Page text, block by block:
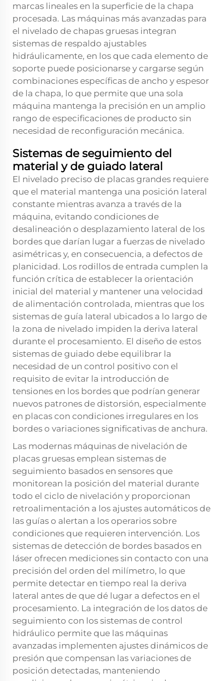
marcas lineales en la superficie de la chapa
procesada. Las máquinas más avanzadas para
el nivelado de chapas gruesas integran
sistemas de respaldo ajustables
hidráulicamente, en los que cada elemento de
soporte puede posicionarse y cargarse según
combinaciones específicas de ancho y espesor
de la chapa, lo que permite que una sola
máquina mantenga la precisión en un amplio
rango de especificaciones de producto sin
necesidad de reconfiguración mecánica.
Sistemas de seguimiento del
material y de guiado lateral
El nivelado preciso de placas grandes requiere
que el material mantenga una posición lateral
constante mientras avanza a través de la
máquina, evitando condiciones de
desalineación o desplazamiento lateral de los
bordes que darían lugar a fuerzas de nivelado
asimétricas y, en consecuencia, a defectos de
planicidad. Los rodillos de entrada cumplen la
función crítica de establecer la orientación
inicial del material y mantener una velocidad
de alimentación controlada, mientras que los
sistemas de guía lateral ubicados a lo largo de
la zona de nivelado impiden la deriva lateral
durante el procesamiento. El diseño de estos
sistemas de guiado debe equilibrar la
necesidad de un control positivo con el
requisito de evitar la introducción de
tensiones en los bordes que podrían generar
nuevos patrones de distorsión, especialmente
en placas con condiciones irregulares en los
bordes o variaciones significativas de anchura.
Las modernas máquinas de nivelación de
placas gruesas emplean sistemas de
seguimiento basados en sensores que
monitorean la posición del material durante
todo el ciclo de nivelación y proporcionan
retroalimentación a los ajustes automáticos de
las guías o alertan a los operarios sobre
condiciones que requieren intervención. Los
sistemas de detección de bordes basados en
láser ofrecen mediciones sin contacto con una
precisión del orden del milímetro, lo que
permite detectar en tiempo real la deriva
lateral antes de que dé lugar a defectos en el
procesamiento. La integración de los datos de
seguimiento con los sistemas de control
hidráulico permite que las máquinas
avanzadas implementen ajustes dinámicos de
presión que compensan las variaciones de
posición detectadas, manteniendo